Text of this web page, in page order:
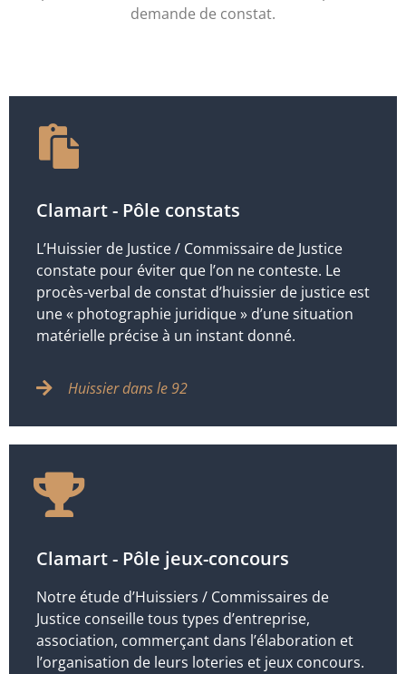
demande de constat.
Clamart - Pôle constats
L’Huissier de Justice / Commissaire de Justice
constate pour éviter que l’on ne conteste. Le
procès-verbal de constat d’huissier de justice est
une « photographie juridique » d’une situation
matérielle précise à un instant donné.
Huissier dans le 92
Clamart - Pôle jeux-concours
Notre étude d’Huissiers / Commissaires de
Justice conseille tous types d’entreprise,
association, commerçant dans l’élaboration et
l’organisation de leurs loteries et jeux concours.